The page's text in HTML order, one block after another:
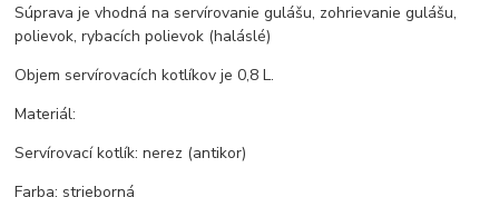
Súprava je vhodná na servírovanie gulášu, zohrievanie gulášu,
polievok, rybacích polievok (haláslé)
Objem servírovacích kotlíkov je 0,8 L.
Materiál:
Servírovací kotlík: nerez (antikor)
Farba: strieborná